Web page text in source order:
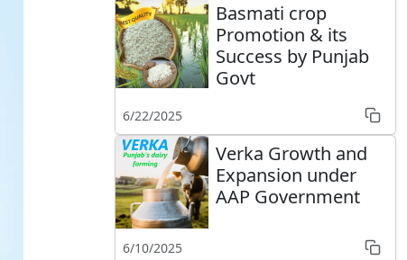
Basmati crop
Promotion & its
Success by Punjab
Govt
6/22/2025
Verka Growth and
Expansion under
AAP Government
6/10/2025